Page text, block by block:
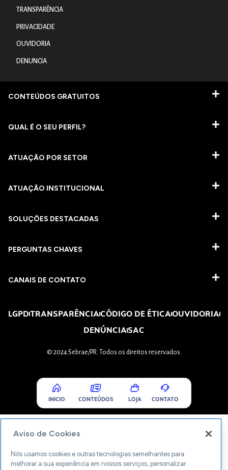
TRANSPARÊNCIA
PRIVACIDADE
OUVIDORIA
DENUNCIA
CONTEÚDOS GRATUITOS
QUAL É O SEU PERFIL?
ATUAÇÃO POR SETOR
ATUAÇÃO INSTITUCIONAL
SOLUÇÕES DESTACADAS
PERGUNTAS CHAVES​
CANAIS DE CONTATO
LGPDTRANSPARÊNCIACÓDIGO DE ÉTICAOUVIDORIA
DENÚNCIASAC
© 2024 Sebrae/PR. Todos os direitos reservados.
INICIO CONTEÚDOS LOJA CONTATO
Aviso de Cookies
Nós usamos cookies e outras tecnologias semelhantes para
melhorar a sua experiência em nossos serviços, personalizar